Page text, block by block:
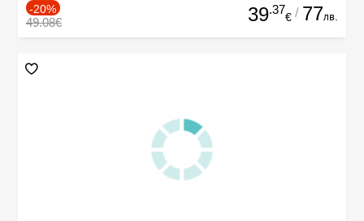
-20%
49.08€ 39.37
€ / 77лв.